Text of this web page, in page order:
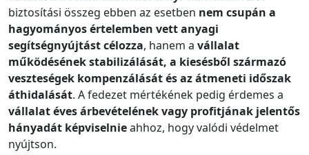
biztosítási összeg ebben az esetben nem csupán a
hagyományos értelemben vett anyagi
segítségnyújtást célozza, hanem a vállalat
működésének stabilizálását, a kiesésből származó
veszteségek kompenzálását és az átmeneti időszak
áthidalását. A fedezet mértékének pedig érdemes a
vállalat éves árbevételének vagy profitjának jelentős
hányadát képviselnieahhoz, hogy valódi védelmet
nyújtson.